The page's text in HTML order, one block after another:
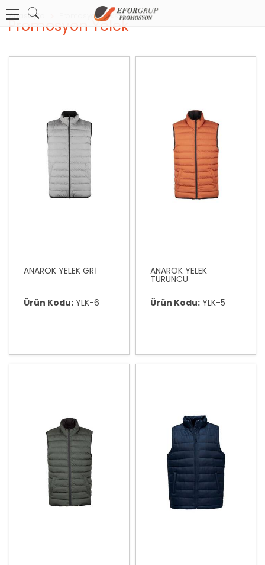
Anasayfa Promosyon Tekstil Ürünleri
Promosyon Yelek
ANAROK YELEK GRİ
Ürün Kodu: YLK-6
ANAROK YELEK
TURUNCU
Ürün Kodu: YLK-5